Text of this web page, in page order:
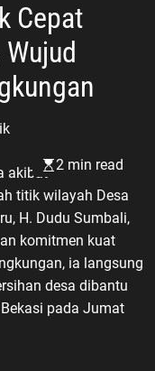
Cepat
2 min read
akibat
titik wilayah Desa
H. Dudu Sumbali,
komitmen kuat
ia langsung
desa dibantu
pada Jumat